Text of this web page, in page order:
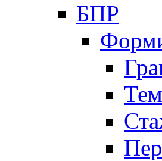
БПР